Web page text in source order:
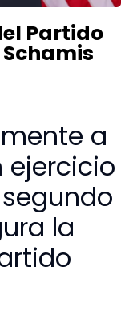
Partido
a
ejercicio
la